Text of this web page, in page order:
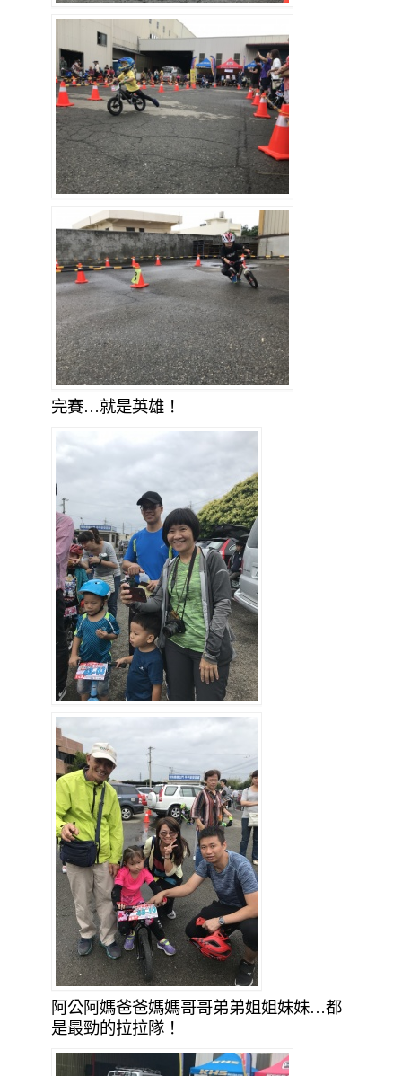
完賽…就是英雄！
阿公阿媽爸爸媽媽哥哥弟弟姐姐妹妹…都
是最勁的拉拉隊！